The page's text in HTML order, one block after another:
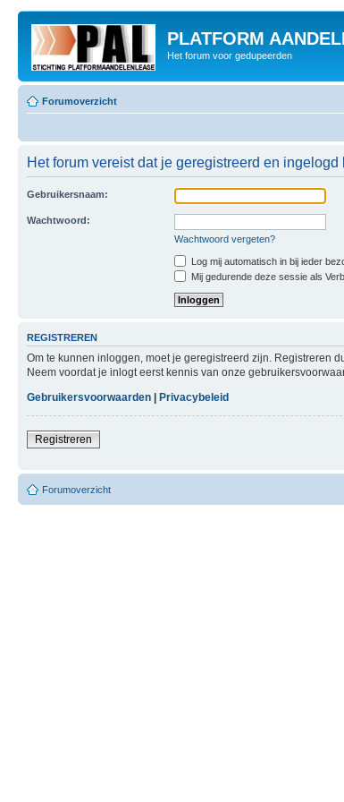
PLATFORM
Het forum voor gedupeerden
Forumoverzicht
Het forum vereist dat je geregistreerd en
Gebruikersnaam:
Wachtwoord:
Wachtwoord vergeten?
Log mij automatisch in bij ieder
Mij gedurende deze sessie als
REGISTREREN
Om te kunnen inloggen, moet je geregistreerd zijn. Registreren
Neem voordat je inlogt eerst kennis van onze
Gebruikersvoorwaarden
Privacybeleid
Registreren
Forumoverzicht